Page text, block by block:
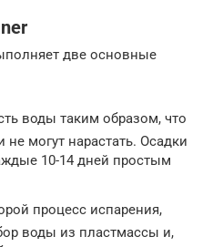
две основные
воды таким образом, что
могут нарастать. Осадки
10-14 дней простым
процесс испарения,
воды из пластмассы и,